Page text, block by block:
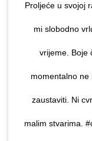
Proljeće u svojoj
mi slobodno
vrijeme. Boje
momentalno ne
zaustaviti. Ni
malim stvarima.